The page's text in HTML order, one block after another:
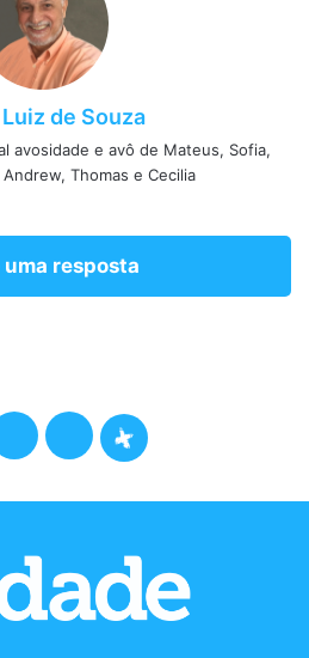
de Souza
avosidade e avô de Mateus, Sofia,
Andrew, Thomas e Cecilia
uma resposta
T
t
t
t
a
c